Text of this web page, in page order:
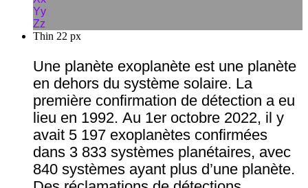
Yy
Zz
Thin 22 px
Une planète exoplanète est une planète
en dehors du système solaire. La
première confirmation de détection a eu
lieu en 1992. Au 1er octobre 2022, il y
avait 5 197 exoplanètes confirmées
dans 3 833 systèmes planétaires, avec
840 systèmes ayant plus d’une planète.